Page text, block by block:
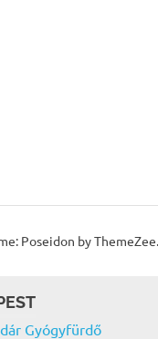
Poseidon by ThemeZee.
Gyógyfürdő